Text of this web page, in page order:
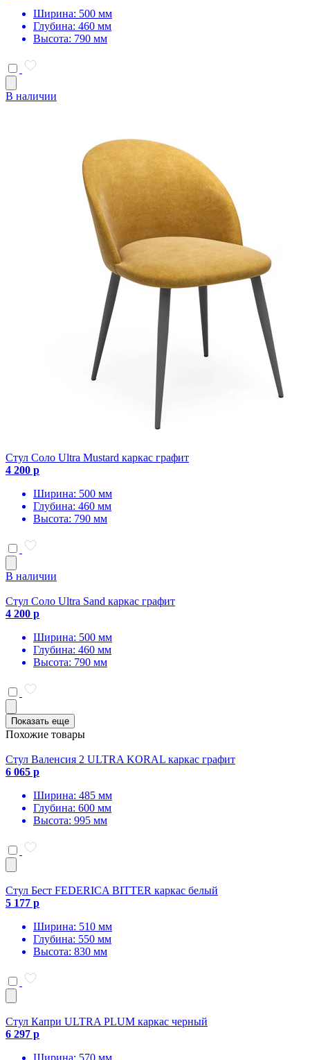
Ширина: 500 мм
Глубина: 460 мм
Высота: 790 мм
В наличии
Стул Соло Ultra Mustard каркас графит
4 200 р
Ширина: 500 мм
Глубина: 460 мм
Высота: 790 мм
В наличии
Стул Соло Ultra Sand каркас графит
4 200 р
Ширина: 500 мм
Глубина: 460 мм
Высота: 790 мм
Показать еще
Похожие товары
Стул Валенсия 2 ULTRA KORAL каркас графит
6 065 р
Ширина: 485 мм
Глубина: 600 мм
Высота: 995 мм
Стул Бест FEDERICA BITTER каркас белый
5 177 р
Ширина: 510 мм
Глубина: 550 мм
Высота: 830 мм
Стул Капри ULTRA PLUM каркас черный
6 297 р
Ширина: 570 мм